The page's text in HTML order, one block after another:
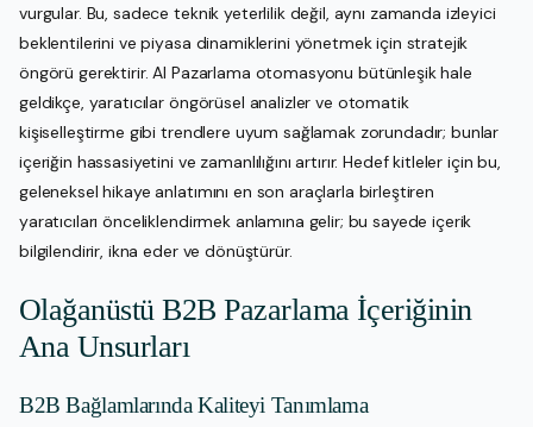
vurgular. Bu, sadece teknik yeterlilik değil, aynı zamanda izleyici
beklentilerini ve piyasa dinamiklerini yönetmek için stratejik
öngörü gerektirir. AI Pazarlama otomasyonu bütünleşik hale
geldikçe, yaratıcılar öngörüsel analizler ve otomatik
kişiselleştirme gibi trendlere uyum sağlamak zorundadır; bunlar
içeriğin hassasiyetini ve zamanlılığını artırır. Hedef kitleler için bu,
geleneksel hikaye anlatımını en son araçlarla birleştiren
yaratıcıları önceliklendirmek anlamına gelir; bu sayede içerik
bilgilendirir, ikna eder ve dönüştürür.
Olağanüstü B2B Pazarlama İçeriğinin
Ana Unsurları
B2B Bağlamlarında Kaliteyi Tanımlama